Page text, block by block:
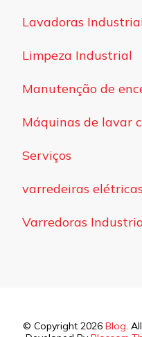
Lavadoras
Limpeza Industrial
Manutenção de
Máquinas de lavar
Serviços
varredeiras elétricas
Varredoras
© Copyright 2026 Blog.